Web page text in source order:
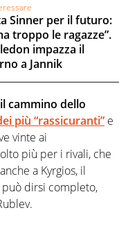
Sinner per il futuro:
troppo le ragazze”.
impazza il
a Jannik
il cammino dello
più “rassicuranti” e
vinte ai
più per i rivali, che
a Kyrgios, il
dirsi completo,